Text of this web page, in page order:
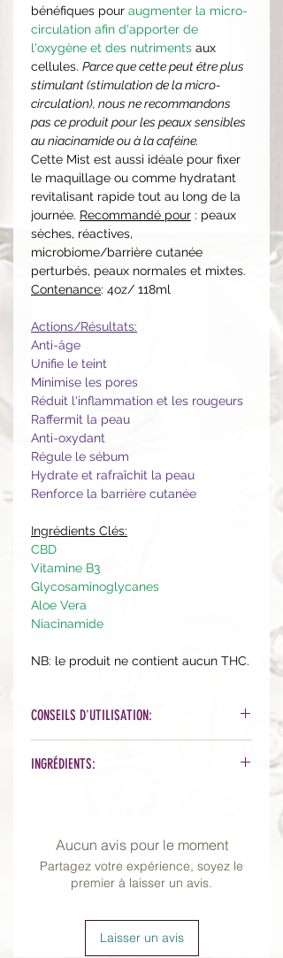
bénéfiques pour augmenter la micro-
circulation afin d'apporter de
l'oxygène et des nutriments aux
cellules. Parce que cette peut être plus
stimulant (stimulation de la micro-
circulation), nous ne recommandons
pas ce produit pour les peaux sensibles
au niacinamide ou à la caféine.
Cette Mist est aussi idéale pour fixer
le maquillage ou comme hydratant
revitalisant rapide tout au long de la
journée. Recommandé pour : peaux
sèches, réactives,
microbiome/barrière cutanée
perturbés, peaux normales et mixtes.
Contenance: 4oz/ 118ml
Actions/Résultats:
Anti-âge
Unifie le teint
Minimise les pores
Réduit l'inflammation et les rougeurs
Raffermit la peau
Anti-oxydant
Régule le sébum
Hydrate et rafraîchit la peau
Renforce la barrière cutanée
Ingrédients Clés:
CBD
Vitamine B3
Glycosaminoglycanes
Aloe Vera
Niacinamide
NB: le produit ne contient aucun THC.
CONSEILS D'UTILISATION:
l'application des huiles et crèmes
INGRÉDIENTS:
26, PEG-40 Hydrogenated Castor
Oil, Pentylene Glycol, Sodium
Hyaluronate, Panthenol, Glycosamin
oglycans, Niacinamide, Propanediol
Rhizome Root Extract, Cucumis
Sativus (Cucumber) Fruit
Aucun avis pour le moment
Partagez votre expérience, soyez le
premier à laisser un avis.
Laisser un avis